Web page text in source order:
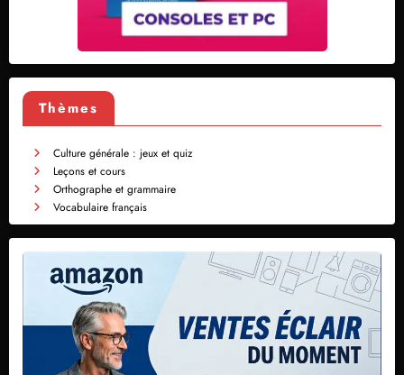
Thèmes
Culture générale : jeux et quiz
Leçons et cours
Orthographe et grammaire
Vocabulaire français